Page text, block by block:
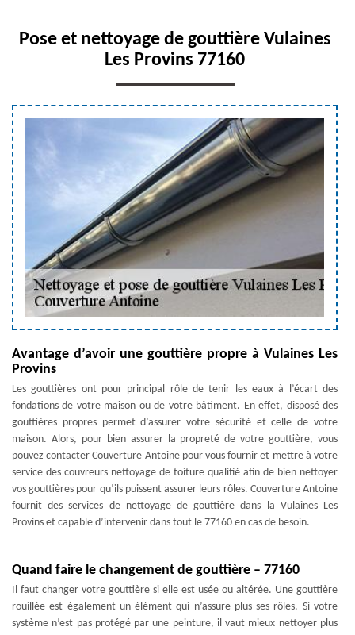
Pose et nettoyage de gouttière Vulaines
Les Provins 77160
Avantage d’avoir une gouttière propre à Vulaines Les
Provins
Les gouttières ont pour principal rôle de tenir les eaux à l’écart des
fondations de votre maison ou de votre bâtiment. En effet, disposé des
gouttières propres permet d’assurer votre sécurité et celle de votre
maison. Alors, pour bien assurer la propreté de votre gouttière, vous
pouvez contacter Couverture Antoine pour vous fournir et mettre à votre
service des couvreurs nettoyage de toiture qualifié afin de bien nettoyer
vos gouttières pour qu’ils puissent assurer leurs rôles. Couverture Antoine
fournit des services de nettoyage de gouttière dans la Vulaines Les
Provins et capable d’intervenir dans tout le 77160 en cas de besoin.
Quand faire le changement de gouttière – 77160
Il faut changer votre gouttière si elle est usée ou altérée. Une gouttière
rouillée est également un élément qui n’assure plus ses rôles. Si votre
système n’est pas protégé par une peinture, il vaut mieux nettoyer plus